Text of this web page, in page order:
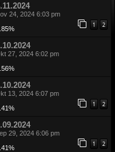
24, 2024 6:03 pm
1 2
27, 2024 6:02 pm
13, 2024 6:07 pm
1 2
29, 2024 6:06 pm
1 2